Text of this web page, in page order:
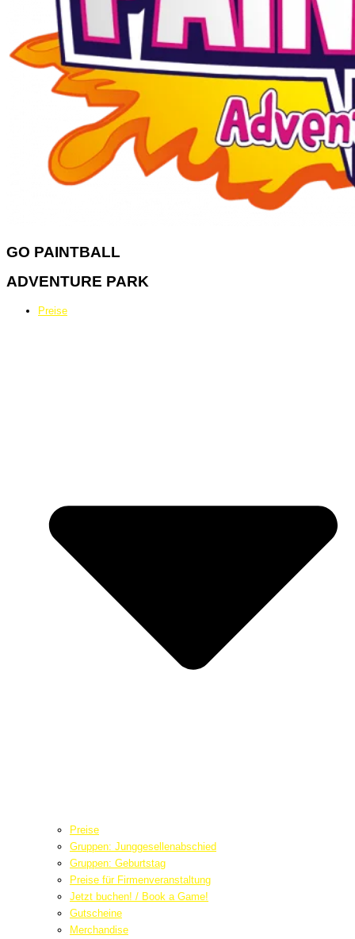
GO PAINTBALL
ADVENTURE PARK
Preise
Preise
Gruppen: Junggesellenabschied
Gruppen: Geburtstag
Preise für Firmenveranstaltung
Jetzt buchen! / Book a Game!
Gutscheine
Merchandise